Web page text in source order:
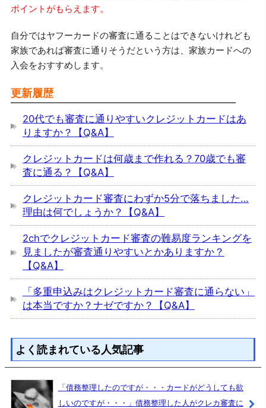
ポイントがもらえます。
自分ではヤフーカードの審査に通ることはできないけれども
家族であれば審査に通りそうだという方は、家族カードへの
入会をおすすめします。
更新履歴
20代でも審査に通りやすいクレジットカードはあ
りますか？【Q&A】
クレジットカードは何歳まで作れる？70歳でも審
査に通る？【Q&A】
クレジットカード審査にわずか5分で落ちました…
理由は何でしょうか？【Q&A】
2chでクレジットカード審査の難易度ランキングを
見ましたが審査通りやすいとかありますか？
【Q&A】
「多重申込みはクレジットカード審査に通らない」
は本当ですか？ナゼですか？【Q&A】
よく読まれている人気記事
「債務整理したのですが・・・カードがどうしても欲
しいのですが・・・」債務整理した人がクレカ審査に